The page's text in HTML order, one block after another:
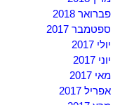
פברואר 2018
ספטמבר 2017
יולי 2017
יוני 2017
מאי 2017
אפריל 2017